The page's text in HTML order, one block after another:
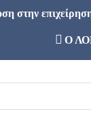
στην
Ο